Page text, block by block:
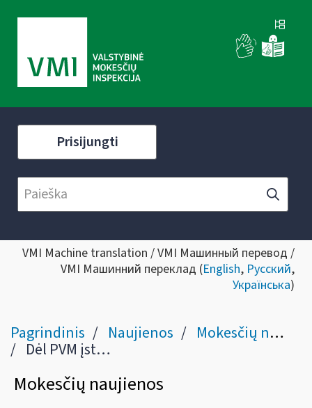
Prisijungti
VMI Machine translation / VMI Машинный перевод /
VMI Машинний переклад (English, Русский,
Українська)
Pagrindinis Naujienos Mokesčių naujienos
Dėl PVM įstatymo 57 straipsnio apibendrinto paaiškinimo (komentaro)
Mokesčių naujienos